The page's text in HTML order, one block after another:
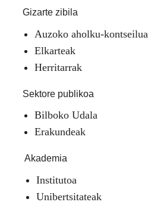
Gizarte zibila
Auzoko aholku-kontseilua
Elkarteak
Herritarrak
Sektore publikoa
Bilboko Udala
Erakundeak
Akademia
Institutoa
Unibertsitateak